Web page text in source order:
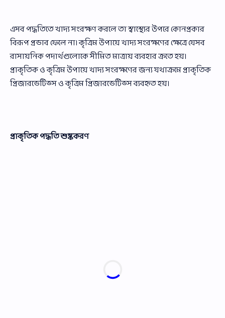
এসব পদ্ধতিতে খাদ্য সংরক্ষণ করলে তা স্বাস্থ্যের উপরে কোনপ্রকার
বিরূপ প্রভাব ফেলে না। কৃত্রিম উপায়ে খাদ্য সংরক্ষণের ক্ষেত্রে যেসব
রাসায়নিক পদার্থগুলোকে সীমিত মাত্রায় ব্যবহার ক্রতে হয়।
প্রাকৃতিক ও কৃত্রিম উপায়ে খাদ্য সংরক্ষণের জন্য যথাক্রমে প্রাকৃতিক
প্রিজারভেটিভ্স ও কৃত্রিম প্রিজারভেটিভ্স ব্যবহৃত হয়।
প্রাকৃতিক পদ্ধতি শুষ্ককরণ